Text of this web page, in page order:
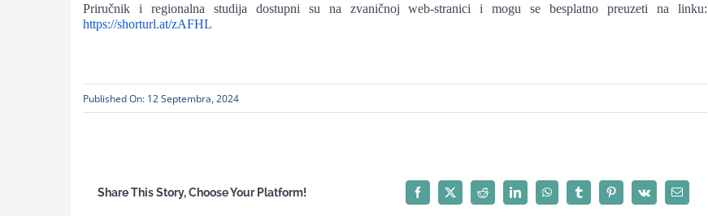
Priručnik i regionalna studija dostupni su na zvaničnoj web-stranici i mogu se besplatno preuzeti na linku:
https://shorturl.at/zAFHL
Published On: 12 Septembra, 2024
Share This Story, Choose Your Platform!